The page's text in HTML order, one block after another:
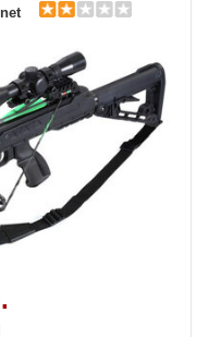
прицел 4х32, кивер
Talon, 3
стрелы, воск; "Голый": воск
охота
булл-пап, планка Пикатинни
покрытие Soft-touch